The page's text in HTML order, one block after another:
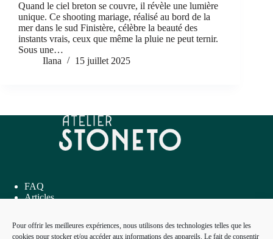
Pour offrir les meilleures expériences, nous utilisons des technologies telles que les
cookies pour stocker et/ou accéder aux informations des appareils. Le fait de consentir
Quand le ciel breton se couvre, il révèle une lumière
unique. Ce shooting mariage, réalisé au bord de la
mer dans le sud Finistère, célèbre la beauté des
instants vrais, ceux que même la pluie ne peut ternir.
Sous une…
Ilana
15 juillet 2025
FAQ
Articles